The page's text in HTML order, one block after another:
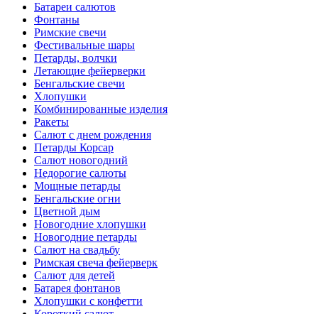
Батареи салютов
Фонтаны
Римские свечи
Фестивальные шары
Петарды, волчки
Летающие фейерверки
Бенгальские свечи
Хлопушки
Комбинированные изделия
Ракеты
Салют с днем рождения
Петарды Корсар
Салют новогодний
Недорогие салюты
Мощные петарды
Бенгальские огни
Цветной дым
Новогодние хлопушки
Новогодние петарды
Салют на свадьбу
Римская свеча фейерверк
Салют для детей
Батарея фонтанов
Хлопушки с конфетти